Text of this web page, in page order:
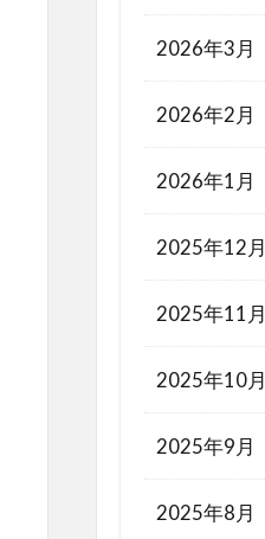
2026年3月
2026年2月
2026年1月
2025年12月
2025年11月
2025年10月
2025年9月
2025年8月